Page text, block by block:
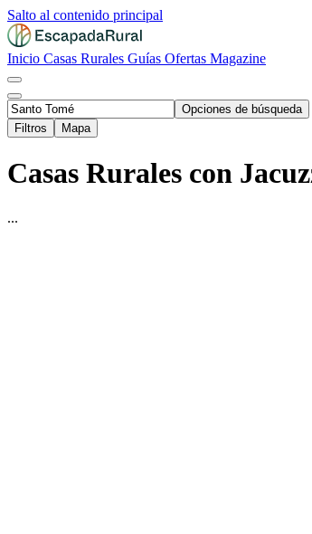
Salto al contenido principal
Inicio Casas Rurales Guías Ofertas Magazine
Opciones de búsqueda
Filtros
Mapa
Casas Rurales con
...